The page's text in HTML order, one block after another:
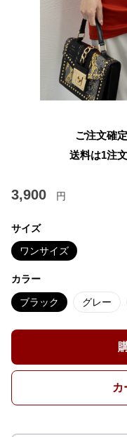
ご注文確
送料は1注
3,900 円
サイズ
ワンサイズ
カラー
ブラック グレー
カ